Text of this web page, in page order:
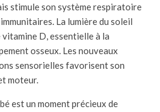
stimule son système respiratoire
La lumière du soleil
D, essentielle à la
osseux. Les nouveaux
sensorielles favorisent son
moteur.
est un moment précieux de